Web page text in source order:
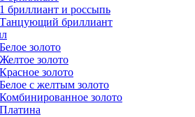
1 бриллиант и россыпь
Танцующий бриллиант
Белое золото
Желтое золото
Красное золото
Белое с желтым золото
Комбинированное золото
Платина